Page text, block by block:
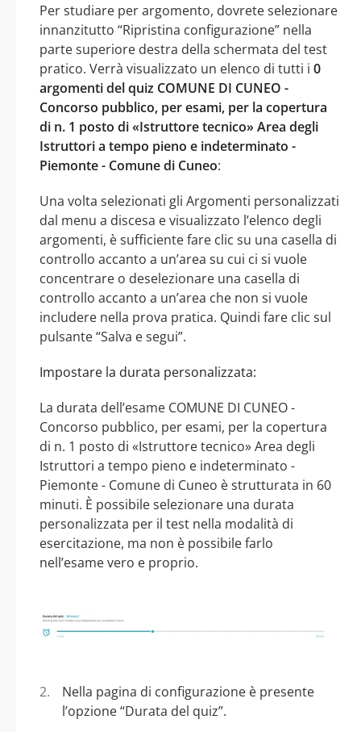
Per studiare per argomento, dovrete selezionare
innanzitutto “Ripristina configurazione” nella
parte superiore destra della schermata del test
pratico. Verrà visualizzato un elenco di tutti i 0
argomenti del quiz COMUNE DI CUNEO -
Concorso pubblico, per esami, per la copertura
di n. 1 posto di «Istruttore tecnico» Area degli
Istruttori a tempo pieno e indeterminato -
Piemonte - Comune di Cuneo:
Una volta selezionati gli Argomenti personalizzati
dal menu a discesa e visualizzato l’elenco degli
argomenti, è sufficiente fare clic su una casella di
controllo accanto a un’area su cui ci si vuole
concentrare o deselezionare una casella di
controllo accanto a un’area che non si vuole
includere nella prova pratica. Quindi fare clic sul
pulsante “Salva e segui”.
Impostare la durata personalizzata:
La durata dell’esame COMUNE DI CUNEO -
Concorso pubblico, per esami, per la copertura
di n. 1 posto di «Istruttore tecnico» Area degli
Istruttori a tempo pieno e indeterminato -
Piemonte - Comune di Cuneo è strutturata in 60
minuti. È possibile selezionare una durata
personalizzata per il test nella modalità di
esercitazione, ma non è possibile farlo
nell’esame vero e proprio.
Nella pagina di configurazione è presente
l’opzione “Durata del quiz”.